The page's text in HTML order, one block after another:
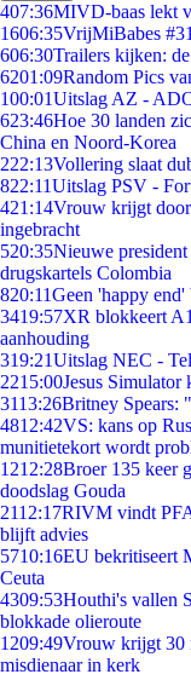
407:36MIVD-baas lekt
1606:35VrijMiBabes
606:30Trailers kijken:
6201:09Random Pics
100:01Uitslag AZ -
623:46Hoe 30 landen
China en Noord-Korea
222:13Vollering slaat
822:11Uitslag PSV -
421:14Vrouw krijgt door
ingebracht
520:35Nieuwe
drugskartels Colombia
820:11Geen 'happy
3419:57XR blokkeert
aanhouding
319:21Uitslag NEC -
2215:00Jesus
3113:26Britney Spears:
4812:42VS: kans op
munitietekort wordt
1212:28Broer 135 keer
doodslag Gouda
2112:17RIVM vindt
blijft advies
5710:16EU bekritiseert
Ceuta
4309:53Houthi's vallen
blokkade olieroute
1209:49Vrouw krijgt 30
misdienaar in kerk